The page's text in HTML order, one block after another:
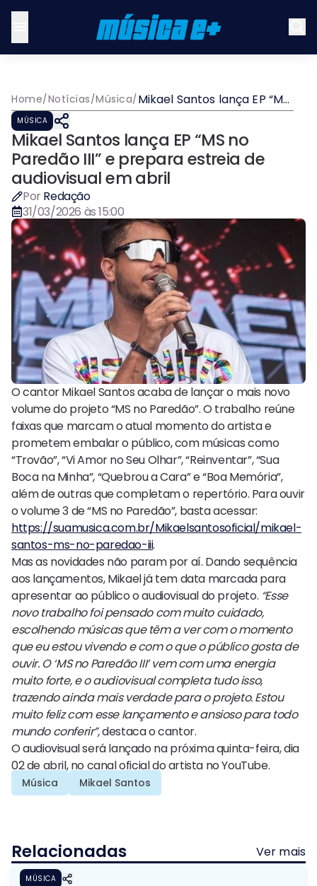
Home/Notícias/Música/Mikael Santos lança EP “MS
no Paredão III” e prepara
abril
MÚSICA
Mikael Santos lança EP “MS no
Paredão III” e prepara estreia de
audiovisual em abril
Por Redação
31/03/2026 às 15:00
O cantor Mikael Santos acaba de lançar o mais novo
volume do projeto “MS no Paredão”. O trabalho reúne
faixas que marcam o atual momento do artista e
prometem embalar o público, com músicas como
“Trovão”, “Vi Amor no Seu Olhar”, “Reinventar”, “Sua
Boca na Minha”, “Quebrou a Cara” e “Boa Memória”,
além de outras que completam o repertório. Para ouvir
o volume 3 de “MS no Paredão”, basta acessar:
https://suamusica.com.br/Mikaelsantosoficial/mikael-
santos-ms-no-paredao-iii.
Mas as novidades não param por aí. Dando sequência
aos lançamentos, Mikael já tem data marcada para
apresentar ao público o audiovisual do projeto. “Esse
novo trabalho foi pensado com muito cuidado,
escolhendo músicas que têm a ver com o momento
que eu estou vivendo e com o que o público gosta de
ouvir. O ‘MS no Paredão III’ vem com uma energia
muito forte, e o audiovisual completa tudo isso,
trazendo ainda mais verdade para o projeto. Estou
muito feliz com esse lançamento e ansioso para todo
mundo conferir”,destaca o cantor.
O audiovisual será lançado na próxima quinta-feira, dia
02 de abril, no canal oficial do artista no YouTube.
Música Mikael Santos
Relacionadas Ver mais
MÚSICA